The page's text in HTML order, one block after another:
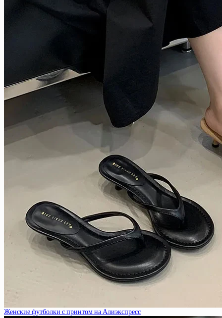
Женские футболки с принтом на Алиэкспресс